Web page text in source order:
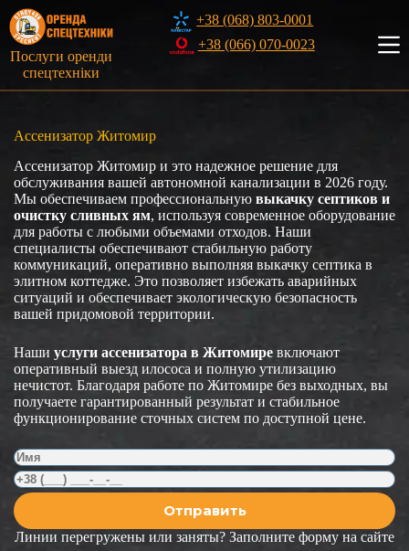
Перейти
сути
Послуги оренди
спецтехніки
+38 (068) 803-0001
+38 (066) 070-0023
Ассенизатор Житомир
Ассенизатор Житомир и это надежное решение для
обслуживания вашей автономной канализации в 2026 году.
Мы обеспечиваем профессиональную выкачку септиков и
очистку сливных ям, используя современное оборудование
для работы с любыми объемами отходов. Наши
специалисты обеспечивают стабильную работу
коммуникаций, оперативно выполняя выкачку септика в
элитном коттедже. Это позволяет избежать аварийных
ситуаций и обеспечивает экологическую безопасность
вашей придомовой территории.
Наши услуги ассенизатора в Житомире включают
оперативный выезд илососа и полную утилизацию
нечистот. Благодаря работе по Житомире без выходных, вы
получаете гарантированный результат и стабильное
функционирование сточных систем по доступной цене.
Линии перегружены или заняты? Заполните форму на сайте